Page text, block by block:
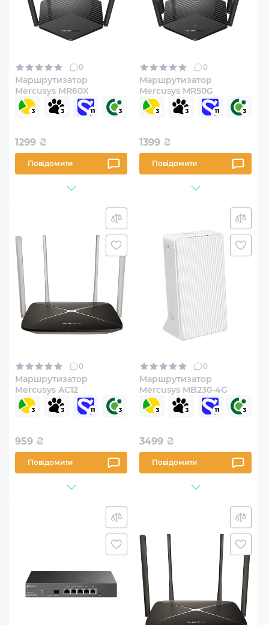
0
Маршрутизатор
Mercusys MR60X
1299 ₴
Повідомити
0
Маршрутизатор
Mercusys MR50G
1399 ₴
Повідомити
0
Маршрутизатор
Mercusys AC12
959 ₴
Повідомити
0
Маршрутизатор
Mercusys MB230-4G
3499 ₴
Повідомити